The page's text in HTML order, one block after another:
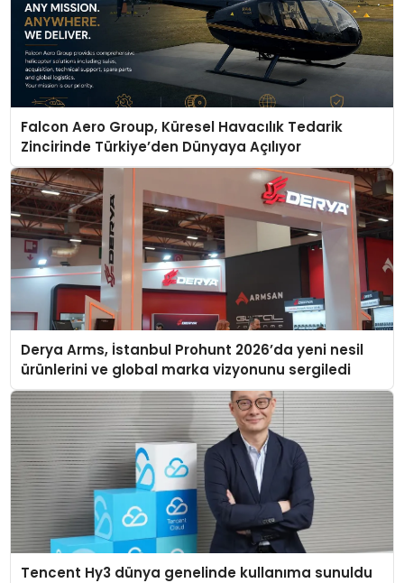
Falcon Aero Group, Küresel Havacılık Tedarik
Zincirinde Türkiye’den Dünyaya Açılıyor
Derya Arms, İstanbul Prohunt 2026’da yeni nesil
ürünlerini ve global marka vizyonunu sergiledi
Tencent Hy3 dünya genelinde kullanıma sunuldu